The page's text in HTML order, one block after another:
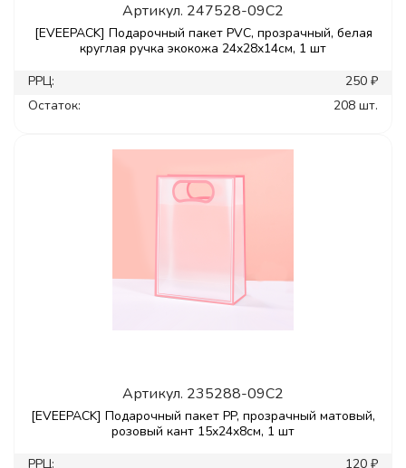
Артикул. 247528-09C2
[EVEEPACK] Подарочный пакет PVC, прозрачный, белая
круглая ручка экокожа 24x28x14см, 1 шт
РРЦ:
250 ₽
Остаток:
208 шт.
Артикул. 235288-09C2
[EVEEPACK] Подарочный пакет PP, прозрачный матовый,
розовый кант 15x24x8см, 1 шт
РРЦ:
120 ₽